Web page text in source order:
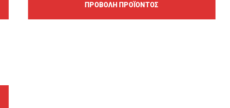
ΠΡΟΒΟΛΉ ΠΡΟΪΌΝΤΟΣ